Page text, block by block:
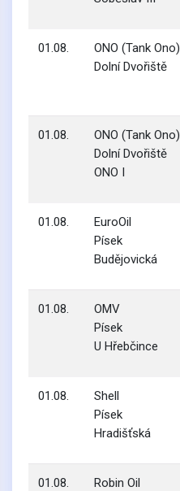
01.08.
ONO (Tank Ono)
Dolní Dvořiště
01.08.
ONO (Tank Ono)
Dolní Dvořiště
ONO I
01.08.
EuroOil
Písek
Budějovická
01.08.
OMV
Písek
U Hřebčince
01.08.
Shell
Písek
Hradišťská
01.08.
Robin Oil